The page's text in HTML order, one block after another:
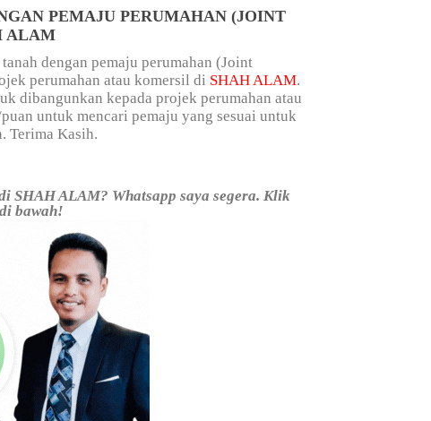
PEMAJU PERUMAHAN (JOINT
ALAM
dengan pemaju perumahan (Joint
perumahan atau komersil di SHAH ALAM.
dibangunkan kepada projek perumahan atau
untuk mencari pemaju yang sesuai untuk
Terima Kasih.
SHAH ALAM? Whatsapp saya segera. Klik
bawah!